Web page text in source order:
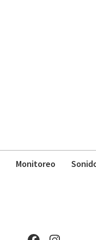
Monitoreo